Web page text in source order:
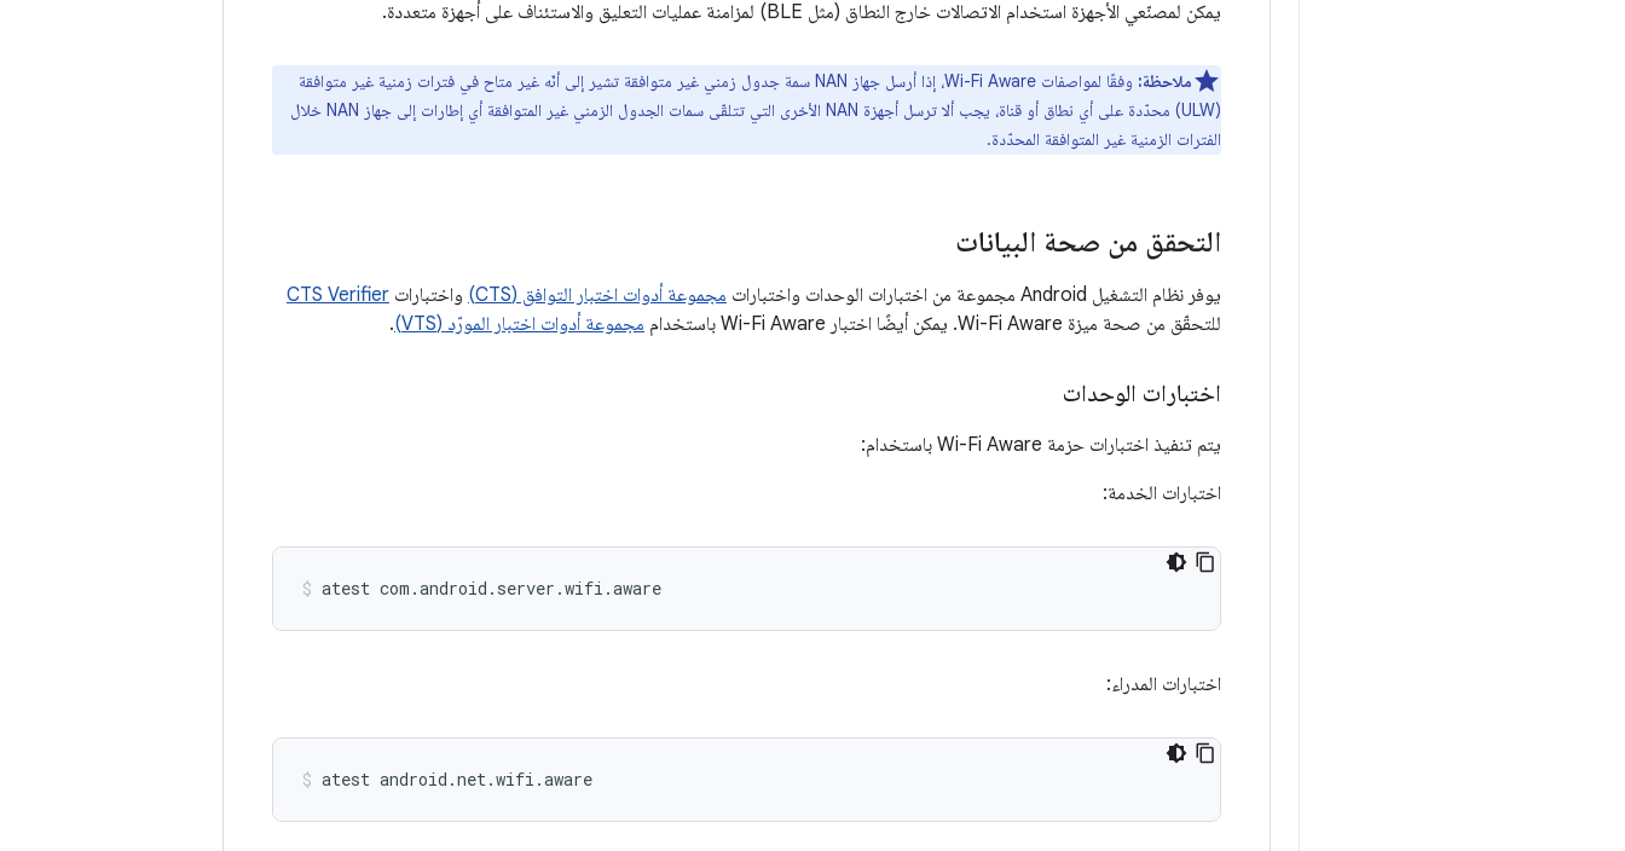
يمكن لمصنّعي الأجهزة استخدام الاتصالات خارج النطاق (مثل BLE) لمزامنة عمليات التعليق والاستئناف على أجهزة متعددة.
ملاحظة:
وفقًا لمواصفات Wi-Fi Aware، إذا أرسل جهاز NAN سمة جدول زمني غير متوافقة تشير إلى أنّه غير متاح في فترات زمنية غير متوافقة
(ULW) محدّدة على أي نطاق أو قناة، يجب ألا ترسل أجهزة NAN الأخرى التي تتلقّى سمات الجدول الزمني غير المتوافقة أي إطارات إلى جهاز NAN خلال
الفترات الزمنية غير المتوافقة المحدّدة.
التحقق من صحة البيانات
يوفر نظام التشغيل Android مجموعة من اختبارات الوحدات واختبارات مجموعة أدوات اختبار التوافق (CTS) واختبارات CTS Verifier
للتحقّق من صحة ميزة Wi-Fi Aware. يمكن أيضًا اختبار Wi-Fi Aware باستخدام
مجموعة أدوات اختبار المورّد (VTS) .
اختبارات الوحدات
يتم تنفيذ اختبارات حزمة Wi-Fi Aware باستخدام:
اختبارات الخدمة:
atest com.android.server.wifi.aware
اختبارات المدراء:
atest android.net.wifi.aware